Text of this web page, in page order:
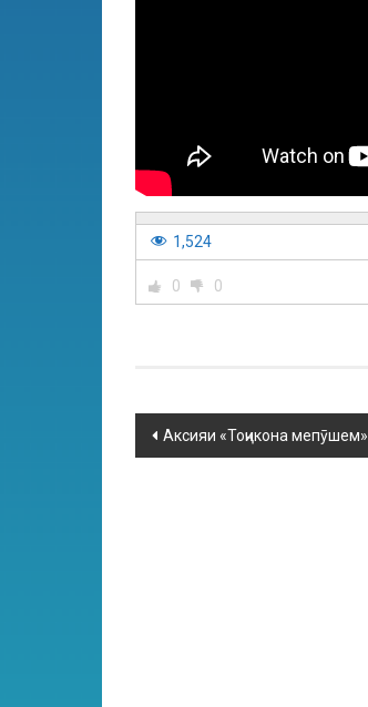
1,524
0 0
Аксияи «Тоҷикона мепӯшем»